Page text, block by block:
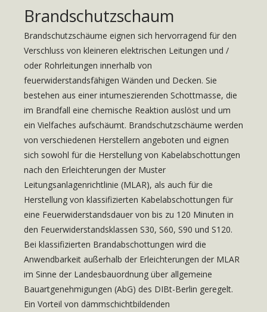
Brandschutzschaum
Brandschutzschäume eignen sich hervorragend für den
Verschluss von kleineren elektrischen Leitungen und /
oder Rohrleitungen innerhalb von
feuerwiderstandsfähigen Wänden und Decken. Sie
bestehen aus einer intumeszierenden Schottmasse, die
im Brandfall eine chemische Reaktion auslöst und um
ein Vielfaches aufschäumt. Brandschutzschäume werden
von verschiedenen Herstellern angeboten und eignen
sich sowohl für die Herstellung von Kabelabschottungen
nach den Erleichterungen der Muster
Leitungsanlagenrichtlinie (MLAR), als auch für die
Herstellung von klassifizierten Kabelabschottungen für
eine Feuerwiderstandsdauer von bis zu 120 Minuten in
den Feuerwiderstandsklassen S30, S60, S90 und S120.
Bei klassifizierten Brandabschottungen wird die
Anwendbarkeit außerhalb der Erleichterungen der MLAR
im Sinne der Landesbauordnung über allgemeine
Bauartgenehmigungen (AbG) des DIBt-Berlin geregelt.
Ein Vorteil von dämmschichtbildenden